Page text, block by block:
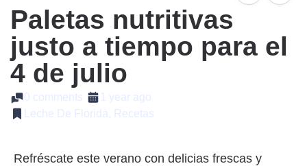
Paletas nutritivas
justo a tiempo para el
4 de julio
0 comments
1 year ago
Leche De Florida, Recetas
Refréscate este verano con delicias frescas y